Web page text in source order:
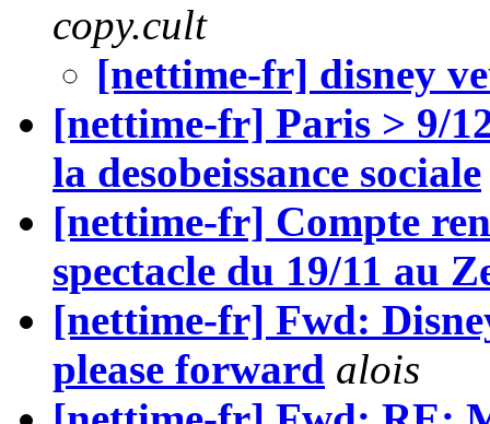
copy.cult
[nettime-fr] disney
[nettime-fr] Paris > 9/
la desobeissance sociale
[nettime-fr] Compte
spectacle du 19/11 au
[nettime-fr] Fwd:
please forward alois